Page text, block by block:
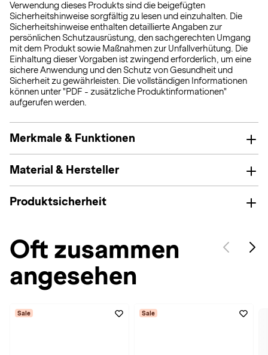
Verwendung dieses Produkts sind die beigefügten
Sicherheitshinweise sorgfältig zu lesen und einzuhalten. Die
Sicherheitshinweise enthalten detaillierte Angaben zur
persönlichen Schutzausrüstung, den sachgerechten Umgang
mit dem Produkt sowie Maßnahmen zur Unfallverhütung. Die
Einhaltung dieser Vorgaben ist zwingend erforderlich, um eine
sichere Anwendung und den Schutz von Gesundheit und
Sicherheit zu gewährleisten. Die vollständigen Informationen
können unter "PDF - zusätzliche Produktinformationen"
aufgerufen werden.
Merkmale & Funktionen
Material & Hersteller
Produktsicherheit
Oft zusammen
angesehen
Sale Sale